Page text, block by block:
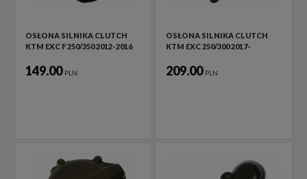
OSŁONA SILNIKA CLUTCH
KTM EXC F 250/350 2012-2016
149.00 PLN
OSŁONA SILNIKA CLUTCH
KTM EXC 250/300 2017-
209.00 PLN